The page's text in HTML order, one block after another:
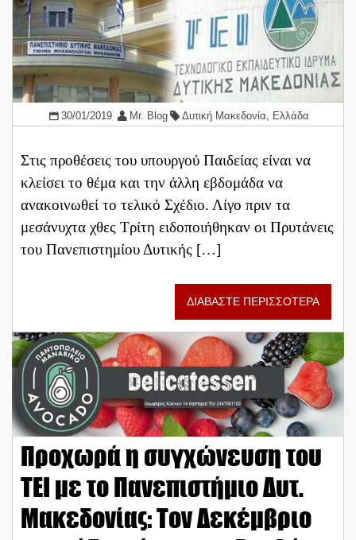
30/01/2019 Mr. Blog Δυτική Μακεδονία Ελλάδα
Στις προθέσεις του υπουργού Παιδείας είναι να
κλείσει το θέμα και την άλλη εβδομάδα να
ανακοινωθεί το τελικό Σχέδιο. Λίγο πριν τα
μεσάνυχτα χθες Τρίτη ειδοποιήθηκαν οι Πρυτάνεις
του Πανεπιστημίου Δυτικής […]
ΔΙΑΒΑΣΤΕ ΠΕΡΙΣΣΟΤΕΡΑ
Προχωρά η συγχώνευση του
ΤΕΙ με το Πανεπιστήμιο Δυτ.
Μακεδονίας: Τον Δεκέμβριο